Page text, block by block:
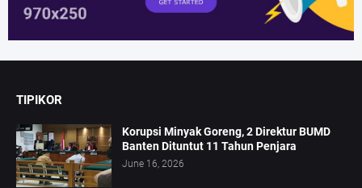
TIPIKOR
Korupsi Minyak Goreng, 2 Direktur BUMD
Banten Dituntut 11 Tahun Penjara
June 16, 2026